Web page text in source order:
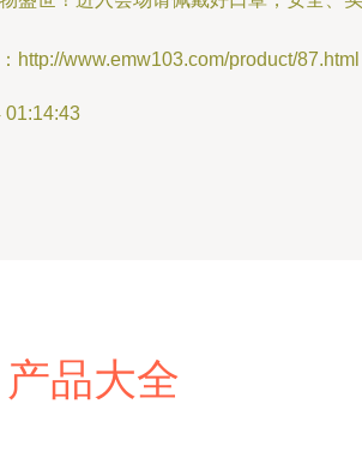
http://www.emw103.com/product/87.html
01:14:43
产品大全